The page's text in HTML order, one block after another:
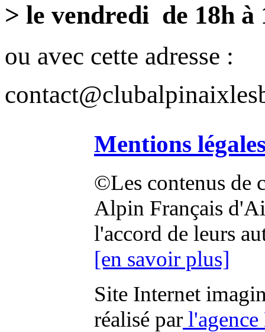
> le vendredi de 18h à
ou avec cette adresse :
Mentions
©Les contenus de
Alpin Français
l'accord de leurs
[en savoir plus]
Site Internet
réalisé par